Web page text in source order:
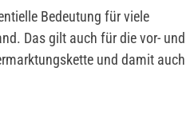
Bedeutung für viele
Das gilt auch für die vor- und
und damit auch